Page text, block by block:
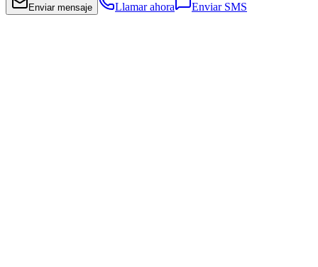
Enviar mensaje Llamar ahora Enviar SMS